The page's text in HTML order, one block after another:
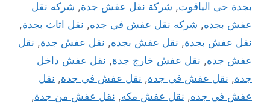
بجدة حى الياقوت, شركة نقل عفش جدة, شركه نقل
عفش بجده, شركه نقل عفش في جده, نقل اثاث بجدة,
نقل عفش بجدة, نقل عفش بجده, نقل عفش جدة, نقل
عفش جده, نقل عفش خارج جدة, نقل عفش داخل
جدة, نقل عفش فى جدة, نقل عفش في جدة, نقل
عفش في جده, نقل عفش مكه, نقل عفش من جدة,